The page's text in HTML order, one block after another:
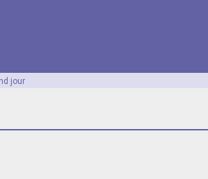
jour